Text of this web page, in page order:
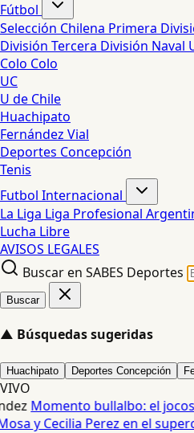
Fútbol
Selección Chilena Primera
División Tercera División Naval
Colo Colo
UC
U de Chile
Huachipato
Fernández Vial
Deportes Concepción
Tenis
Futbol Internacional
La Liga Liga Profesional
Lucha Libre
AVISOS LEGALES
Buscar en SABES Deportes
Buscar
▲ Búsquedas sugeridas
Huachipato Deportes Concepción
VIVO
Momento bullalbo: el
y Cecilia Perez en el